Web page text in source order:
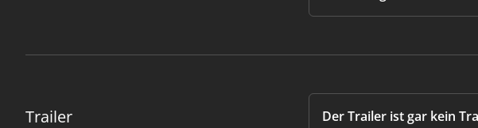
Trailer Der Trailer ist gar kein